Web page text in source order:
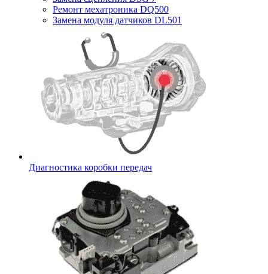
Ремонт мехатроника DQ500
Замена модуля датчиков DL501
Диагностика коробки передач